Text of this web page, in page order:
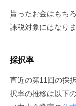
貰ったお金はもち
課税対象にはなり
採択率
直近の第11回の採
択率の推移は以下の